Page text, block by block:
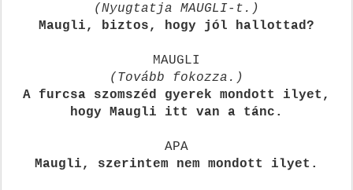
(Nyugtatja MAUGLI-t.)
Maugli, biztos, hogy jól hallottad?
MAUGLI
(Tovább fokozza.)
A furcsa szomszéd gyerek mondott ilyet,
hogy Maugli itt van a tánc.
APA
Maugli, szerintem nem mondott ilyet.